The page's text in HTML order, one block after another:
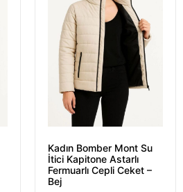
Kadın Bomber Mont Su
İtici Kapitone Astarlı
Fermuarlı Cepli Ceket –
Bej